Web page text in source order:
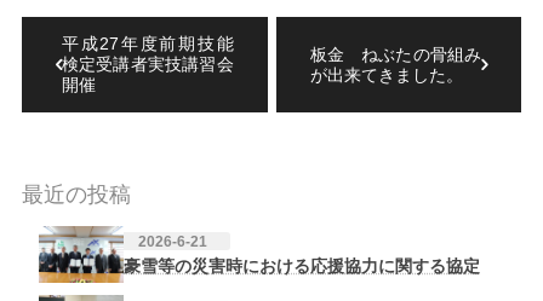
平成27年度前期技能
検定受講者実技講習会
開催
板金 ねぶたの骨組み
が出来てきました。
最近の投稿
2026-6-21
豪雪等の災害時における応援協力に関する協定